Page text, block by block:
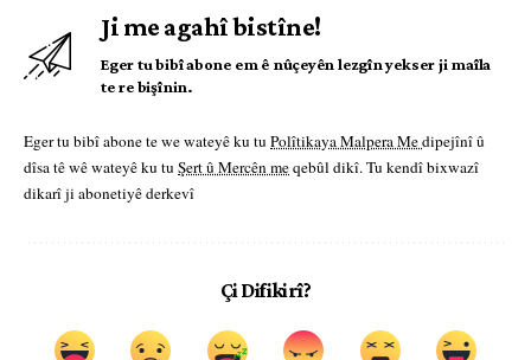
Ji me agahî bistîne!
Eger tu bibî abone em ê nûçeyên lezgîn yekser ji maîla
te re bişînin.
Eger tu bibî abone te we wateyê ku tu Polîtikaya Malpera Medipejînî û
dîsa tê wê wateyê ku tu Şert û Mercên meqebûl dikî. Tu kendî bixwazî
dikarî ji abonetiyê derkevî
Çi Difikirî?